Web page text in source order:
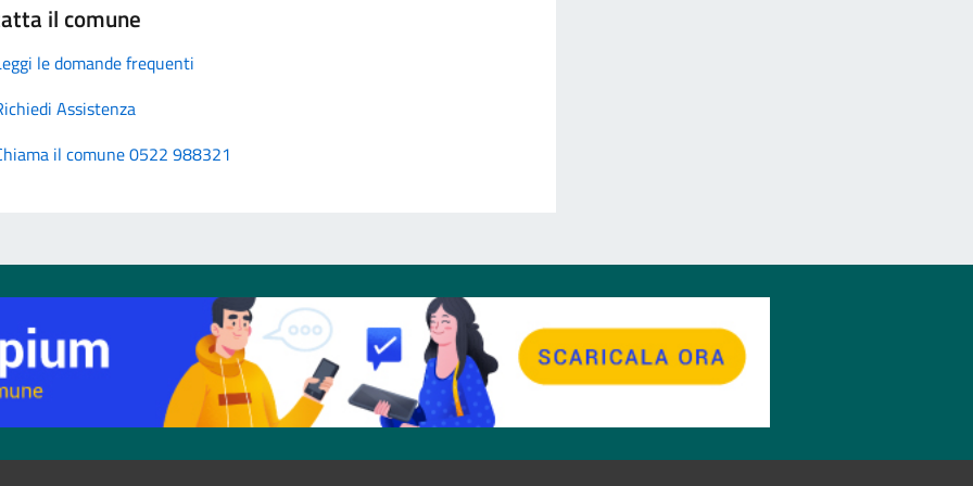
il comune
le domande frequenti
Assistenza
il comune 0522 988321